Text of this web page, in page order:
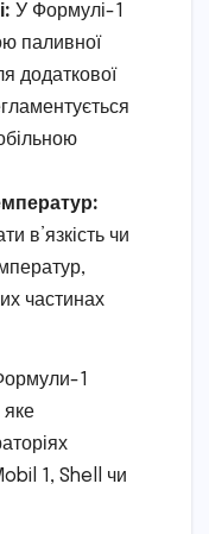
У Формулі-1
паливної
додаткової
в’язкість чи
частинах
1
1, Shell чи